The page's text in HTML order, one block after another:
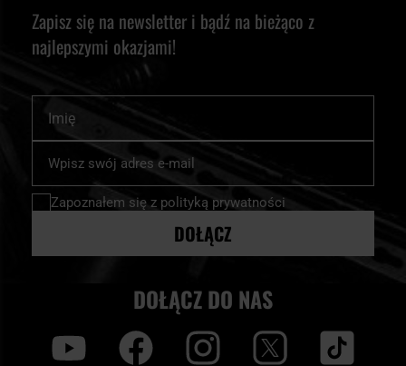
Zapisz się na newsletter i bądź na bieżąco z
najlepszymi okazjami!
nasz
newsletter:
Zapoznałem się z polityką prywatności
DOŁĄCZ
DOŁĄCZ DO NAS